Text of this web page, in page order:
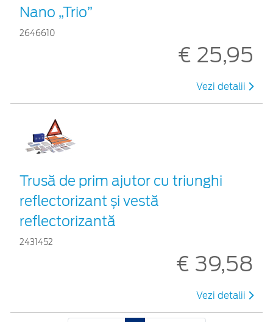
Nano „Trio”
2646610
€ 25,95
Vezi detalii
Trusă de prim ajutor cu triunghi
reflectorizant și vestă
reflectorizantă
2431452
€ 39,58
Vezi detalii